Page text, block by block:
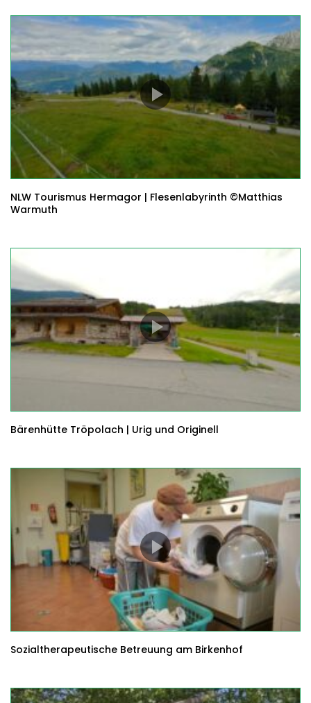
NLW Tourismus Hermagor | Flesenlabyrinth ©Matthias
Warmuth
Bärenhütte Tröpolach | Urig und Originell
Sozialtherapeutische Betreuung am Birkenhof